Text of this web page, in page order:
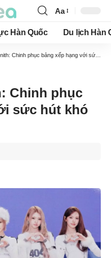
Font
Resizer
Aa
Hàn Quốc Du lịch Hàn
Chinh phục bảng xếp hạng với sức hút khó cưỡng
Chinh phục
sức hút khó